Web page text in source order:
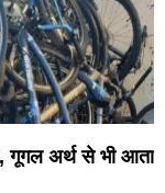
गूगल अर्थ से भी आता